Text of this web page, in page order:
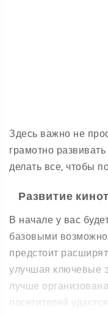
Здесь важно не
грамотно
делать все, чтобы
Развитие
В начале у вас
базовыми
предстоит
улучшая ключевые
лучше
посетителей